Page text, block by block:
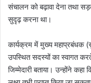
संचालन को बढ़ावा देना तथा
सुदृढ़ करना था।
कार्यक्रम में मुख्य महाप्रबंधक
उपस्थित सदस्यों का स्वागत
जिम्मेदारी बताया। उन्होंने